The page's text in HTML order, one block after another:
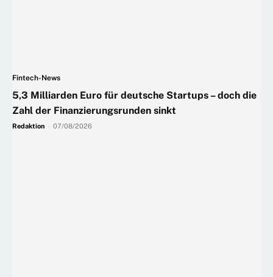
Fintech-News
5,3 Milliarden Euro für deutsche Startups – doch die
Zahl der Finanzierungsrunden sinkt
Redaktion 07/08/2026